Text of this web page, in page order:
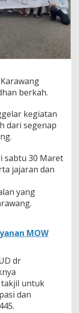
berkah.
kegiatan
dari segenap
sabtu 30 Maret
jajaran dan
yang
MOW
dr
takjil untuk
dan